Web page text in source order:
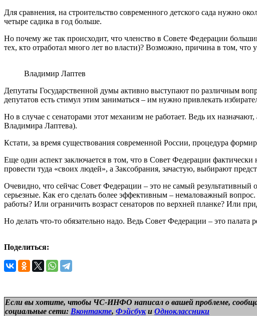
Для сравнения, на строительство современного детского сада нужно
четыре садика в год больше.
Но почему же так происходит, что членство в Совете Федерации
тех, кто отработал много лет во власти)? Возможно, причина в том, что
Владимир Лаптев
Депутаты Государственной думы активно выступают по различным
депутатов есть стимул этим заниматься – им нужно привлекать
Но в случае с сенаторами этот механизм не работает. Ведь их
Владимира Лаптева).
Кстати, за время существования современной России, процедура
Еще один аспект заключается в том, что в Совет Федерации
провести туда «своих людей», а Заксобрания, зачастую, выбирают
Очевидно, что сейчас Совет Федерации – это не самый результативный
серьезные. Как его сделать более эффективным – немаловажный
работы? Или ограничить возраст сенаторов по верхней планке? Или
Но делать что-то обязательно надо. Ведь Совет Федерации – это
Поделиться:
Если вы хотите, чтобы ЧС-ИНФО написал о вашей проблеме,
социальные сети: Вконтакте, Фэйсбуки Одноклассники